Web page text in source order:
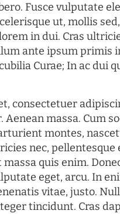
Fusce vulputate
ut, mollis
in dui. Cras
ante ipsum primis
Curae; In ac dui
consectetuer
massa. Cum
montes,
nec,
quis enim.
eget, arcu. In
vitae, justo.
tincidunt. Cras